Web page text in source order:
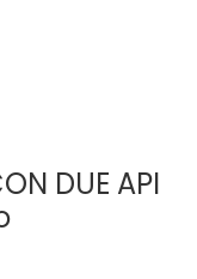
DUE API